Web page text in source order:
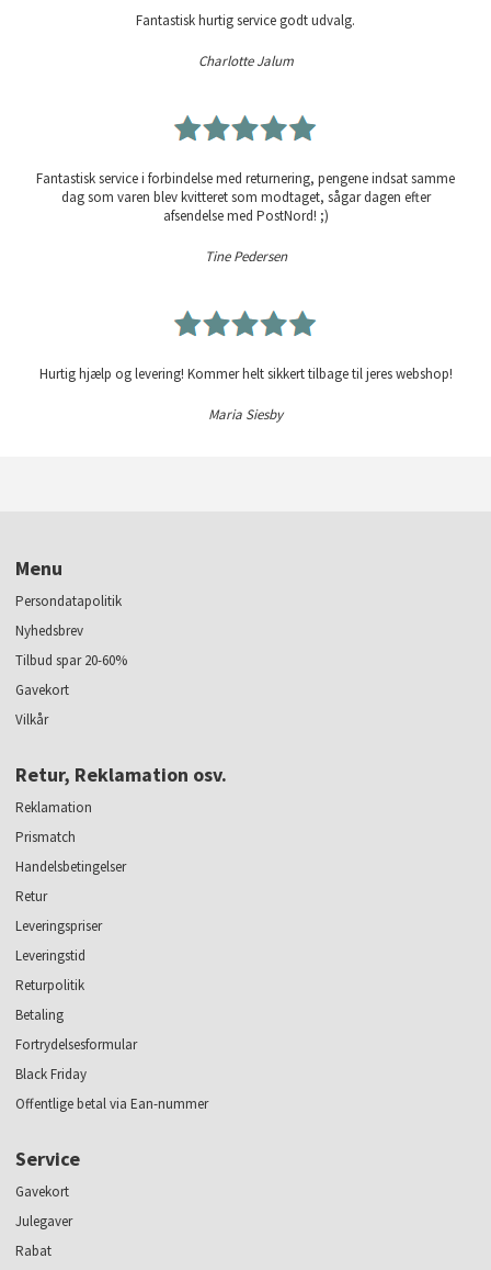
Fantastisk hurtig service godt udvalg.
Charlotte Jalum
Fantastisk service i forbindelse med returnering, pengene indsat samme
dag som varen blev kvitteret som modtaget, sågar dagen efter
afsendelse med PostNord! ;)
Tine Pedersen
Hurtig hjælp og levering! Kommer helt sikkert tilbage til jeres webshop!
Maria Siesby
Menu
Persondatapolitik
Nyhedsbrev
Tilbud spar 20-60%
Gavekort
Vilkår
Retur, Reklamation osv.
Reklamation
Prismatch
Handelsbetingelser
Retur
Leveringspriser
Leveringstid
Returpolitik
Betaling
Fortrydelsesformular
Black Friday
Offentlige betal via Ean-nummer
Service
Gavekort
Julegaver
Rabat